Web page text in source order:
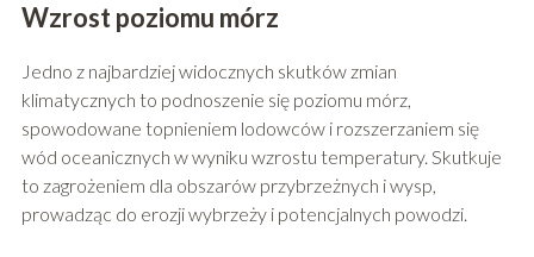
Wzrost poziomu mórz
Jedno z najbardziej widocznych skutków zmian
klimatycznych to podnoszenie się poziomu mórz,
spowodowane topnieniem lodowców i rozszerzaniem się
wód oceanicznych w wyniku wzrostu temperatury. Skutkuje
to zagrożeniem dla obszarów przybrzeżnych i wysp,
prowadząc do erozji wybrzeży i potencjalnych powodzi.